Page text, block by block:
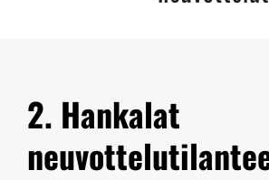
2. Hankalat